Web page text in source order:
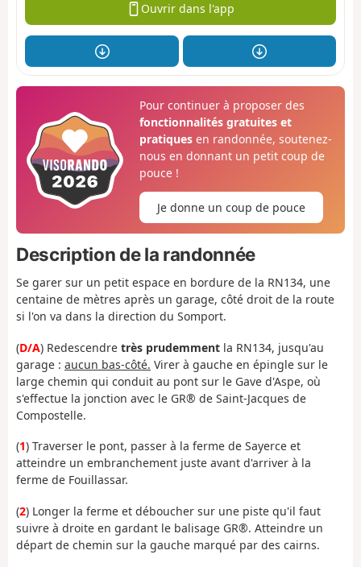
Ouvrir dans l'app
Pour continuer à proposer des
fonctionnalités gratuites et
pratiquesen randonnée, soutenez-
nous en donnant un petit coup de
pouce !
Je donne un coup de pouce
Description de la randonnée
Se garer sur un petit espace en bordure de la RN134, une
centaine de mètres après un garage, côté droit de la route
si l'on va dans la direction du Somport.
(D/A) Redescendre très prudemment la RN134, jusqu'au
garage : aucun bas-côté. Virer à gauche en épingle sur le
large chemin qui conduit au pont sur le Gave d'Aspe, où
s'effectue la jonction avec le GR® de Saint-Jacques de
Compostelle.
(1) Traverser le pont, passer à la ferme de Sayerce et
atteindre un embranchement juste avant d'arriver à la
ferme de Fouillassar.
(2) Longer la ferme et déboucher sur une piste qu'il faut
suivre à droite en gardant le balisage GR®. Atteindre un
départ de chemin sur la gauche marqué par des cairns.